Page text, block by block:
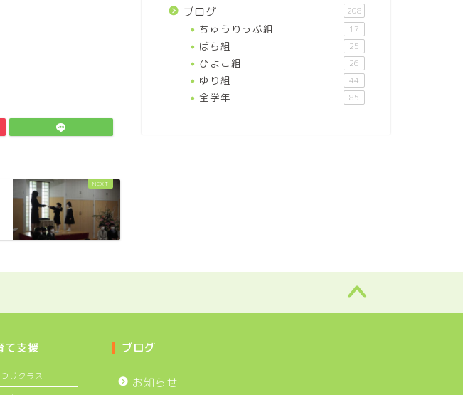
ブログ 208
ちゅうりっぷ組 17
ばら組 25
ひよこ組 26
ゆり組 44
全学年 85
て支援
じクラス
ブログ
お知らせ